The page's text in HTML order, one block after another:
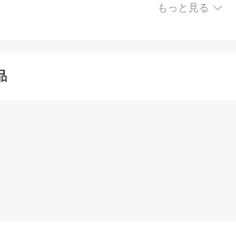
もっと見る